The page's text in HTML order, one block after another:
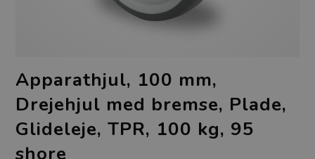
Apparathjul, 100 mm,
Drejehjul med bremse, Plade,
Glideleje, TPR, 100 kg, 95
shore